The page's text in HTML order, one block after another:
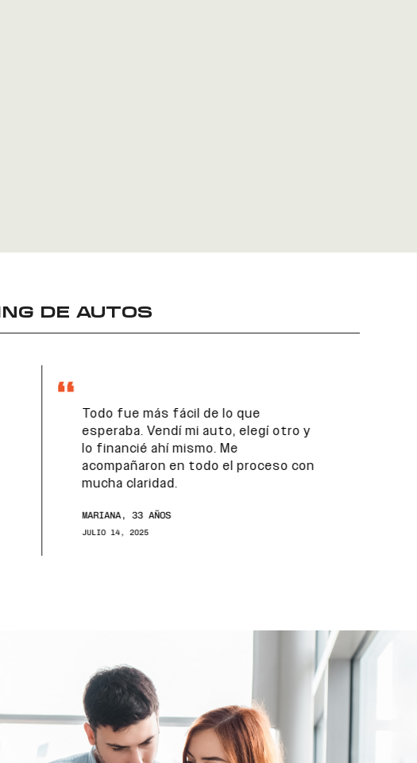
DE AUTOS
Todo fue más fácil de lo que
esperaba. Vendí mi auto, elegí otro y
lo financié ahí mismo. Me
acompañaron en todo el proceso con
mucha claridad.
MARIANA, 33 AÑOS
JULIO 14, 2025